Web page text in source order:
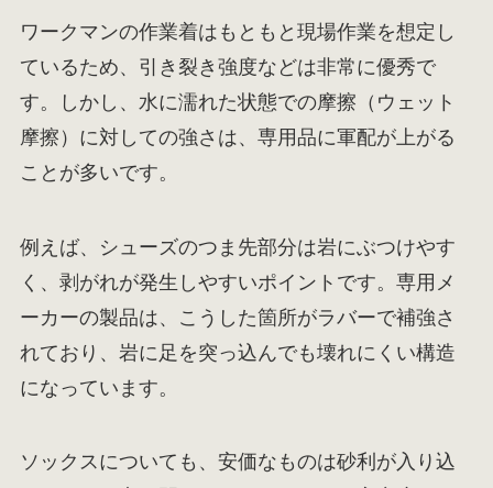
ワークマンの作業着はもともと現場作業を想定し
ているため、引き裂き強度などは非常に優秀で
す。しかし、水に濡れた状態での摩擦（ウェット
摩擦）に対しての強さは、専用品に軍配が上がる
ことが多いです。
例えば、シューズのつま先部分は岩にぶつけやす
く、剥がれが発生しやすいポイントです。専用メ
ーカーの製品は、こうした箇所がラバーで補強さ
れており、岩に足を突っ込んでも壊れにくい構造
になっています。
ソックスについても、安価なものは砂利が入り込